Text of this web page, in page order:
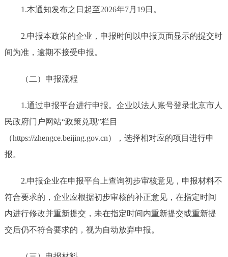
1.本通知发布之日起至2026年7月19日。
2.申报本政策的企业，申报时间以申报页面显示的提交时
间为准，逾期不接受申报。
（二）申报流程
1.通过申报平台进行申报。企业以法人账号登录北京市人
民政府门户网站“政策兑现”栏目
（https://zhengce.beijing.gov.cn），选择相对应的项目进行申
报。
2.申报企业在申报平台上查询初步审核意见，申报材料不
符合要求的，企业应根据初步审核的补正意见，在指定时间
内进行修改并重新提交，未在指定时间内重新提交或重新提
交后仍不符合要求的，视为自动放弃申报。